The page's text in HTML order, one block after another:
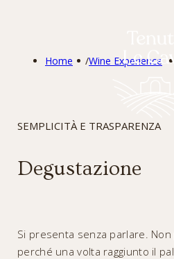
Home /Wine Experience
SEMPLICITÀ E TRASPARENZA
Degustazione
Si presenta senza parlare.
perché una volta raggiunto il